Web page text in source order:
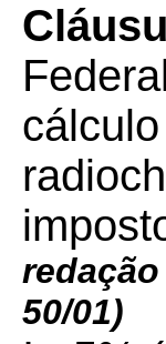
50/01)